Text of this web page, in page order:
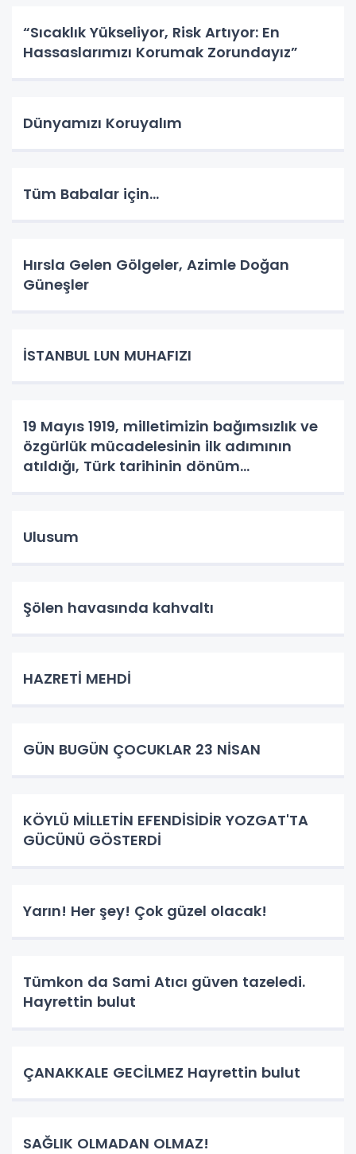
“Sıcaklık Yükseliyor, Risk Artıyor: En
Hassaslarımızı Korumak Zorundayız”
Dünyamızı Koruyalım
Tüm Babalar için...
Hırsla Gelen Gölgeler, Azimle Doğan
Güneşler
İSTANBUL LUN MUHAFIZI
19 Mayıs 1919, milletimizin bağımsızlık ve
özgürlük mücadelesinin ilk adımının
atıldığı, Türk tarihinin dönüm
Ulusum
Şölen havasında kahvaltı
HAZRETİ MEHDİ
GÜN BUGÜN ÇOCUKLAR 23 NİSAN
KÖYLÜ MİLLETİN EFENDİSİDİR YOZGAT'TA
GÜCÜNÜ GÖSTERDİ
Yarın! Her şey! Çok güzel olacak!
Tümkon da Sami Atıcı güven tazeledi.
Hayrettin bulut
ÇANAKKALE GECİLMEZ Hayrettin bulut
SAĞLIK OLMADAN OLMAZ!